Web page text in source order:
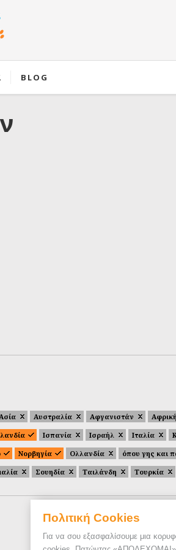
Πολιτική Cookies
Για να σου εξασφαλίσουμε μια
BLOG
Ασία Αυστραλία Αφγανιστάν Αφρική
Ισπανία Ισραήλ Ιταλία
Νορβηγία Ολλανδία όπου γης και
Σουηδία Ταιλάνδη Τουρκία